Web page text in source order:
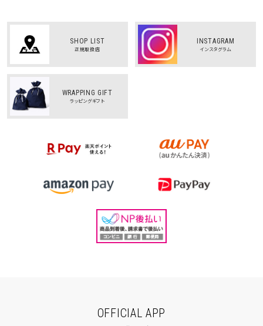
SHOP LIST
正規取扱店
INSTAGRAM
インスタグラム
WRAPPING GIFT
ラッピングギフト
OFFICIAL APP